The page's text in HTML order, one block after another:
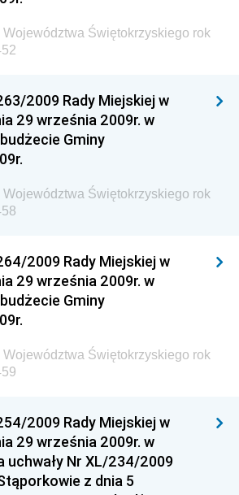
Głównego Inspektoratu Ochrony
Generalnej Dyrekcji Ochrony
Ministerstwa Administracji,
i Ochrony Środowiska
Ministerstwa Administracji i
Unii Europejskiej, L
Ministerstwa Przemysłu
Ministerstwa Rolnictwa i
Ministra Rodziny, Pracy i Polityki
Ministra Rozwoju
Ministra Infrastruktury i
Świętokrzyskiego rok
2009 Rady Miejskiej w
29 września 2009r. w
Gminy
Świętokrzyskiego rok
2009 Rady Miejskiej w
29 września 2009r. w
Gminy
Świętokrzyskiego rok
2009 Rady Miejskiej w
29 września 2009r. w
uchwały Nr XL/234/2009
z dnia 5